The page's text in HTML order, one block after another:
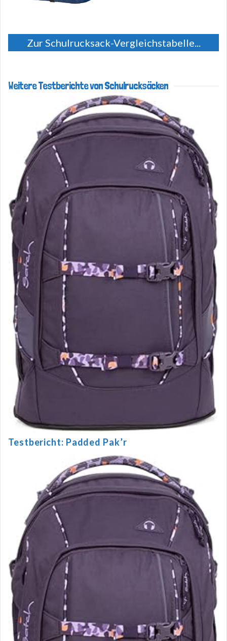
Zur Schulrucksack-Vergleichstabelle...
Weitere Testberichte von Schulrucksäcken
Testbericht: Padded Pak’r